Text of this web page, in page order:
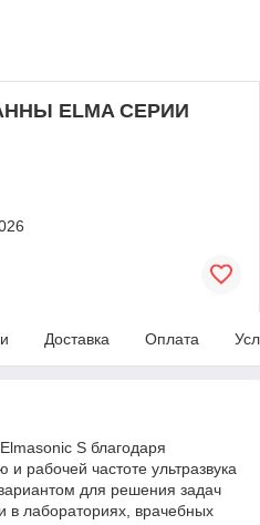
ELMA СЕРИИ
Доставка Оплата
S благодаря
рабочей частоте ультразвука
для решения задач
в лабораториях, врачебных